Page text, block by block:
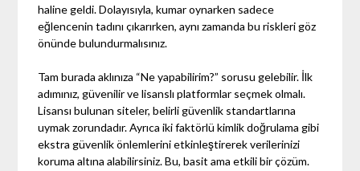
haline geldi. Dolayısıyla, kumar oynarken sadece
eğlencenin tadını çıkarırken, aynı zamanda bu riskleri göz
önünde bulundurmalısınız.
Tam burada aklınıza “Ne yapabilirim?” sorusu gelebilir. İlk
adımınız, güvenilir ve lisanslı platformlar seçmek olmalı.
Lisansı bulunan siteler, belirli güvenlik standartlarına
uymak zorundadır. Ayrıca iki faktörlü kimlik doğrulama gibi
ekstra güvenlik önlemlerini etkinleştirerek verilerinizi
koruma altına alabilirsiniz. Bu, basit ama etkili bir çözüm.